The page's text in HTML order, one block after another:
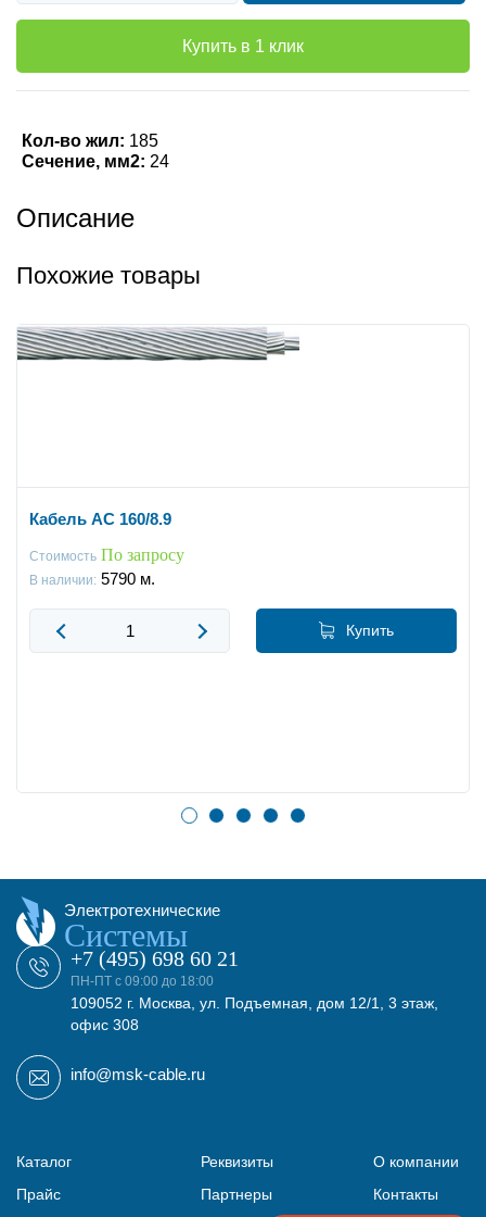
Купить в 1 клик
Кол-во жил: 185
Сечение, мм2: 24
Описание
Похожие товары
Кабель АС 160/8.9
Стоимость По запросу
В наличии: 5790 м.
Купить
Электротехнические
Системы
+7 (495) 698 60 21
ПН-ПТ с 09:00 до 18:00
109052 г. Москва, ул. Подъемная, дом 12/1, 3 этаж,
офис 308
info@msk-cable.ru
Каталог
Прайс
Реквизиты
Партнеры
О компании
Контакты